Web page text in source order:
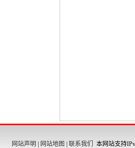
网站声明 网站地图 联系我们
本网站支持